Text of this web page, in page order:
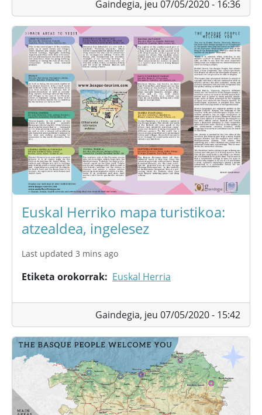
Gaindegia, jeu 07/05/2020 - 16:36
Euskal Herriko mapa turistikoa:
atzealdea, ingelesez
Last updated 3 mins ago
Etiketa orokorrak Euskal Herria
Gaindegia, jeu 07/05/2020 - 15:42